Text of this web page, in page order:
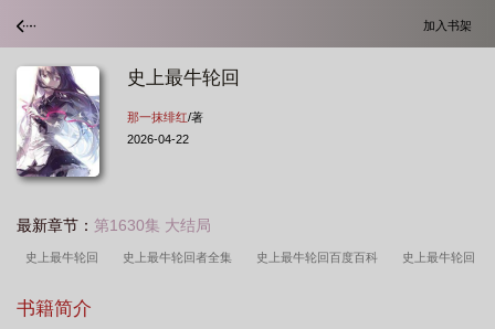
加入书架
史上最牛轮回
那一抹绯红/著
2026-04-22
最新章节： 第1630集 大结局
史上最牛轮回 史上最牛轮回者全集 史上最牛轮回百度百科 史上最牛轮回
么样 史上最牛轮回等级划分
书籍简介